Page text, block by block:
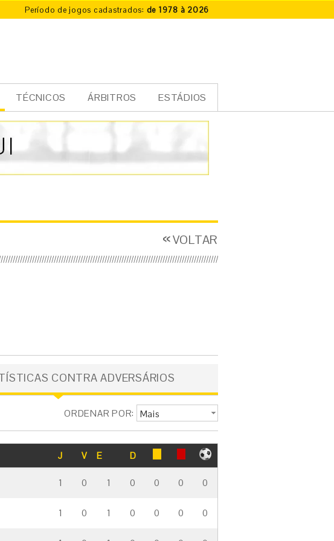
Período de jogos cadastrados: de 1978 à 2026
TÉCNICOS ÁRBITROS ESTÁDIOS
VOLTAR
CONTRA ADVERSÁRIOS
ORDENAR POR:
Mais
J V E D
1 0 1 0 0 0 0
1 0 1 0 0 0 0